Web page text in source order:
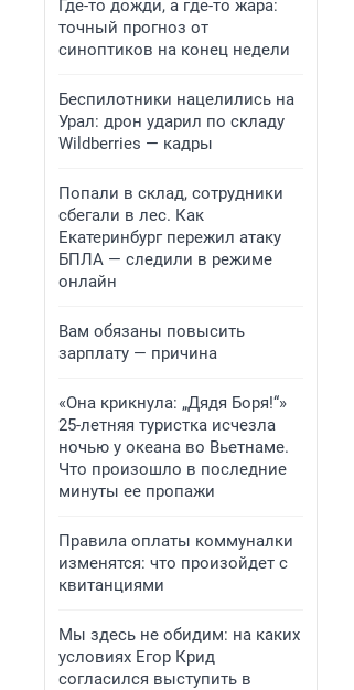
Где-то дожди, а где-то жара:
точный прогноз от
синоптиков на конец недели
Беспилотники нацелились на
Урал: дрон ударил по складу
Wildberries — кадры
Попали в склад, сотрудники
сбегали в лес. Как
Екатеринбург пережил атаку
БПЛА — следили в режиме
онлайн
Вам обязаны повысить
зарплату — причина
«Она крикнула: „Дядя Боря!“»
25-летняя туристка исчезла
ночью у океана во Вьетнаме.
Что произошло в последние
минуты ее пропажи
Правила оплаты коммуналки
изменятся: что произойдет с
квитанциями
Мы здесь не обидим: на каких
условиях Егор Крид
согласился выступить в